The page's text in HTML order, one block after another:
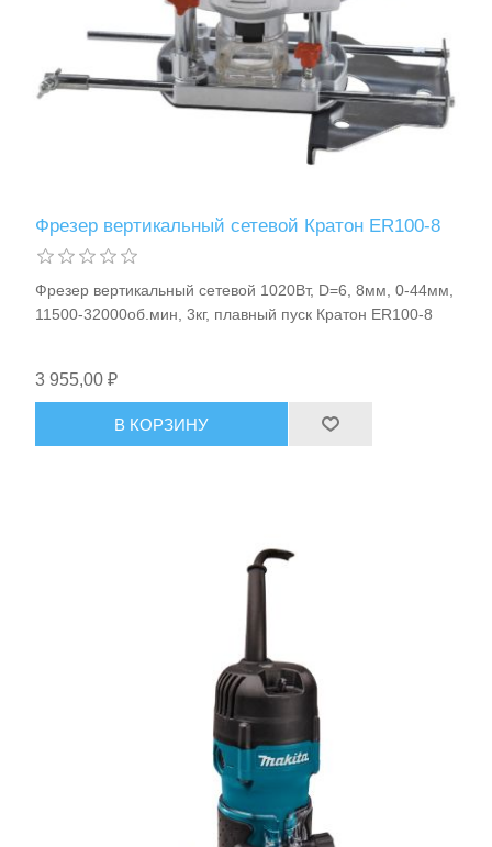
Фрезер вертикальный сетевой Кратон ER100-8
Фрезер вертикальный сетевой 1020Вт, D=6, 8мм, 0-44мм,
11500-32000об.мин, 3кг, плавный пуск Кратон ER100-8
3 955,00 ₽
В КОРЗИНУ